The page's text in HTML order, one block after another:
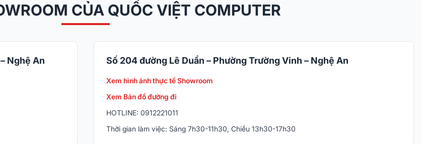
CỦA QUỐC VIỆT COMPUTER
Nghệ An Số 204 đường Lê Duẩn – Phường Trường Vinh – Nghệ An
Xem hình ảnh thực tế Showroom
Xem Bản đồ đường đi
HOTLINE: 0912221011
Thời gian làm việc: Sáng 7h30-11h30, Chiều 13h30-17h30